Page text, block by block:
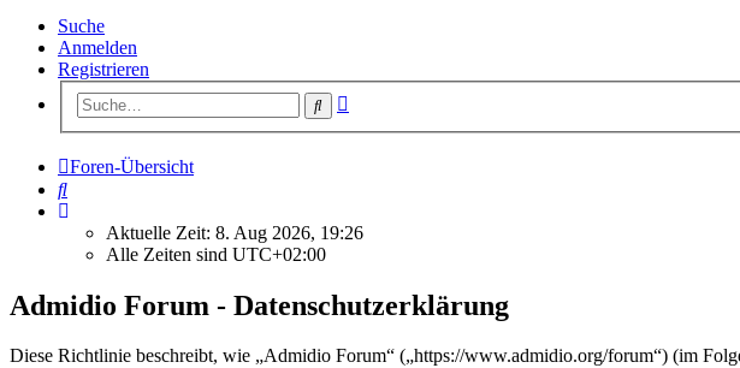
Suche
Anmelden
Registrieren
Suche
Foren-Übersicht
Suche
Aktuelle Zeit: 8. Aug 2026, 19:26
Alle Zeiten sind UTC+02:00
Admidio Forum - Datenschutzerklärung
Diese Richtlinie beschreibt, wie „Admidio Forum“ („https://www.admidio.org/forum“) (im